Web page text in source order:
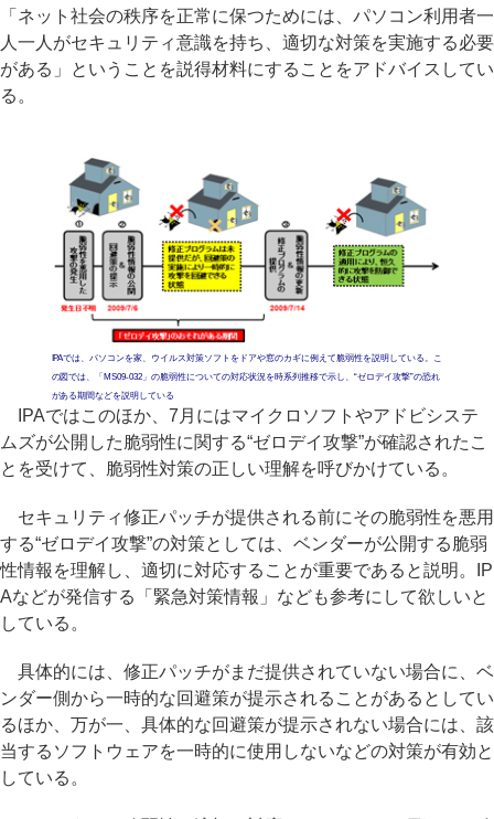
「ネット社会の秩序を正常に保つためには、パソコン利用者一
人一人がセキュリティ意識を持ち、適切な対策を実施する必要
がある」ということを説得材料にすることをアドバイスしてい
る。
IPAでは、パソコンを家、ウイルス対策ソフトをドアや窓のカギに例えて脆弱性を説明している。こ
の図では、「MS09-032」の脆弱性についての対応状況を時系列推移で示し、“ゼロデイ攻撃”の恐れ
がある期間などを説明している
IPAではこのほか、7月にはマイクロソフトやアドビシステ
ムズが公開した脆弱性に関する“ゼロデイ攻撃”が確認されたこ
とを受けて、脆弱性対策の正しい理解を呼びかけている。
セキュリティ修正パッチが提供される前にその脆弱性を悪用
する“ゼロデイ攻撃”の対策としては、ベンダーが公開する脆弱
性情報を理解し、適切に対応することが重要であると説明。IP
Aなどが発信する「緊急対策情報」なども参考にして欲しいと
している。
具体的には、修正パッチがまだ提供されていない場合に、ベ
ンダー側から一時的な回避策が提示されることがあるとしてい
るほか、万が一、具体的な回避策が提示されない場合には、該
当するソフトウェアを一時的に使用しないなどの対策が有効と
している。